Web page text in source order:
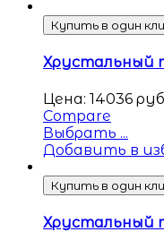
Купить в один
Хрустальный
Цена: 14036
Compare
Выбрать ...
Добавить в
Купить в один
Хрустальный